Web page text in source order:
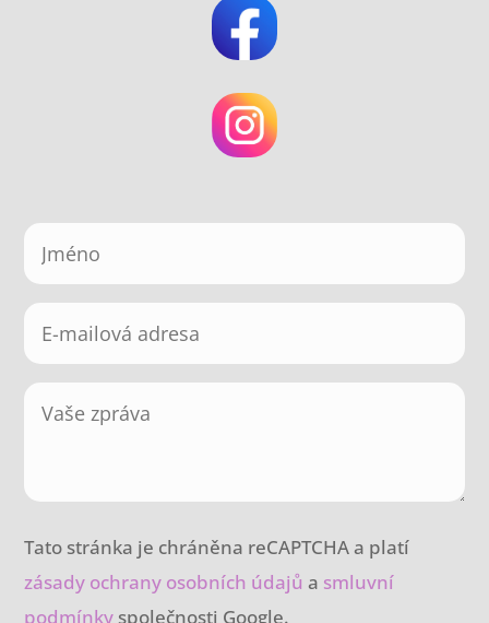
Tato stránka je chráněna reCAPTCHA a platí
zásady ochrany osobních údajů a smluvní
podmínky společnosti Google.